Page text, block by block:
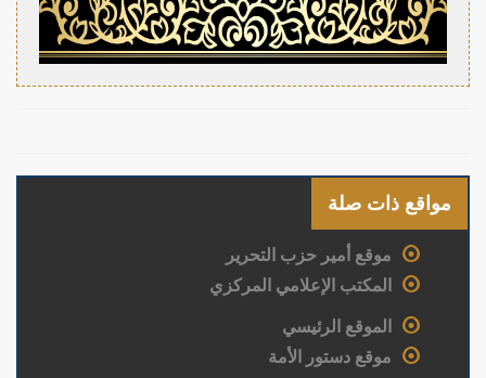
مواقع ذات صلة
موقع أمير حزب التحرير
المكتب الإعلامي المركزي
الموقع الرئيسي
موقع دستور الأمة